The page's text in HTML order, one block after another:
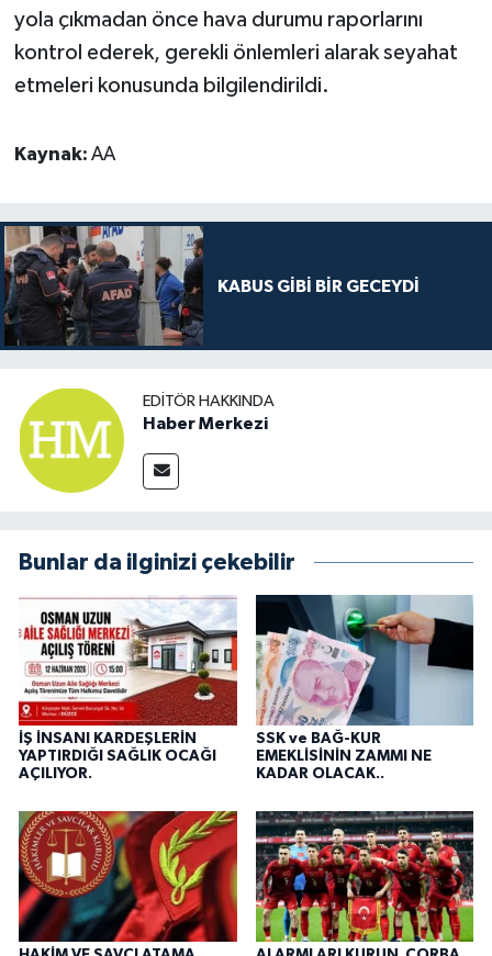
yola çıkmadan önce hava durumu raporlarını
kontrol ederek, gerekli önlemleri alarak seyahat
etmeleri konusunda bilgilendirildi.
Kaynak: AA
KABUS GİBİ BİR GECEYDİ
EDITÖR HAKKINDA
Haber Merkezi
Bunlar da ilginizi çekebilir
İŞ İNSANI KARDEŞLERİN
YAPTIRDIĞI SAĞLIK OCAĞI
AÇILIYOR.
SSK ve BAĞ-KUR
EMEKLİSİNİN ZAMMI NE
KADAR OLACAK..